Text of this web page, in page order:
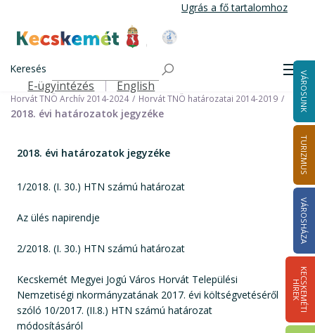
tartalomra
Ugrás a fő tartalomhoz
Kecskemét Város Honlapja
Keresés
Felső navigáció
E-ügyintézés English VÁROSUNK
TURIZMUS
VÁROSHÁZA
K
E
C
S
K
E
M
É
T
I
HÍ
R
E
K
Önkormányzat
Nemzetiségi Önkormányzatok
Horvát Települési Nemzetiségi Önkormányzat
Horvát TNÖ Archív 2014-2024
Horvát TNÖ határozatai 2014-2019
2018. évi határozatok jegyzéke
2018. évi határozatok jegyzéke
1/2018. (I. 30.) HTN számú határozat
Az ülés napirendje
2/2018. (I. 30.) HTN számú határozat
Kecskemét Megyei Jogú Város Horvát Települési
Nemzetiségi nkormányzatának 2017. évi költségvetéséről
szóló 10/2017. (II.8.) HTN számú határozat
módosításáról